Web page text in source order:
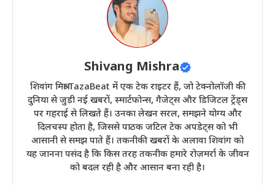
Shivang Mishra
शिवांग मिश्रा TazaBeat में एक टेक राइटर हैं, जो टेक्नोलॉजी की
दुनिया से जुड़ी नई खबरों, स्मार्टफोन्स, गैजेट्स और डिजिटल ट्रेंड्स
पर गहराई से लिखते हैं। उनका लेखन सरल, समझने योग्य और
दिलचस्प होता है, जिससे पाठक जटिल टेक अपडेट्स को भी
आसानी से समझ पाते हैं। तकनीकी खबरों के अलावा शिवांग को
यह जानना पसंद है कि किस तरह तकनीक हमारे रोज़मर्रा के जीवन
को बदल रही है और आसान बना रही है।